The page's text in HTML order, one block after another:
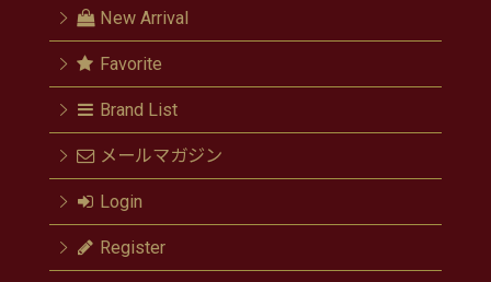
New Arrival
Favorite
Brand List
メールマガジン
Login
Register